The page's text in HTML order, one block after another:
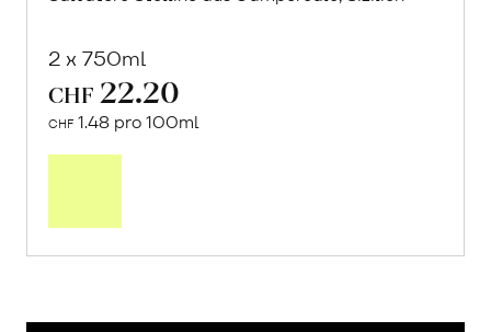
2 x 750ml
CHF 22.20
CHF 1.48 pro 100ml